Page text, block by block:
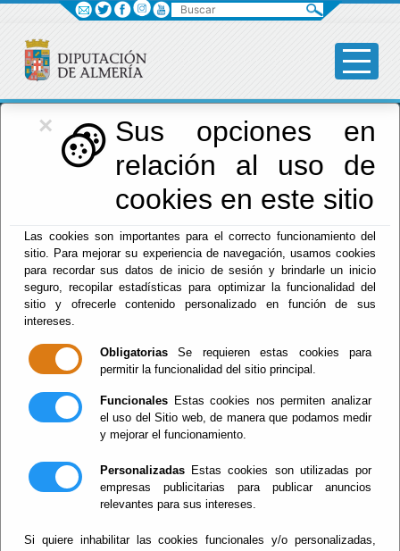
×
Sus opciones en
relación al uso de
cookies en este sitio
Las cookies son importantes para el correcto funcionamiento del
sitio. Para mejorar su experiencia de navegación, usamos cookies
para recordar sus datos de inicio de sesión y brindarle un inicio
seguro, recopilar estadísticas para optimizar la funcionalidad del
sitio y ofrecerle contenido personalizado en función de sus
intereses.
Obligatorias Se requieren estas cookies para
permitir la funcionalidad del sitio principal.
Funcionales Estas cookies nos permiten analizar
el uso del Sitio web, de manera que podamos medir
y mejorar el funcionamiento.
Personalizadas Estas cookies son utilizadas por
empresas publicitarias para publicar anuncios
relevantes para sus intereses.
Si quiere inhabilitar las cookies funcionales y/o personalizadas,
Diputación
Menú Diputación
Buscar